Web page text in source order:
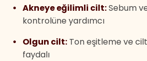
Akneye eğilimli cilt:Sebum
kontrolüne yardımcı
Olgun cilt: Ton eşitleme ve
faydalı